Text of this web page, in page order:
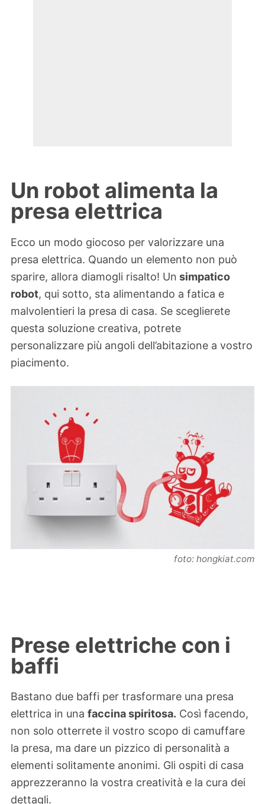
Un robot alimenta la
presa elettrica
Ecco un modo giocoso per valorizzare una
presa elettrica. Quando un elemento non può
sparire, allora diamogli risalto! Un simpatico
robot, qui sotto, sta alimentando a fatica e
malvolentieri la presa di casa. Se sceglierete
questa soluzione creativa, potrete
personalizzare più angoli dell’abitazione a vostro
piacimento.
foto: hongkiat.com
Prese elettriche con i
baffi
Bastano due baffi per trasformare una presa
elettrica in una faccina spiritosa. Così facendo,
non solo otterrete il vostro scopo di camuffare
la presa, ma dare un pizzico di personalità a
elementi solitamente anonimi. Gli ospiti di casa
apprezzeranno la vostra creatività e la cura dei
dettagli.